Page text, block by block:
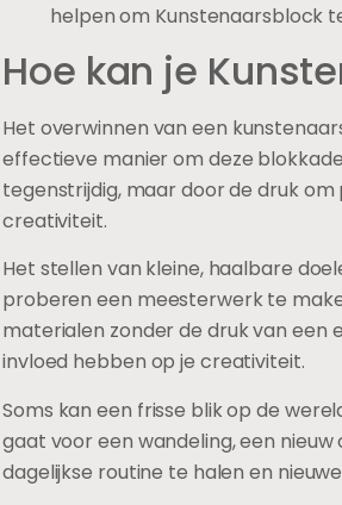
helpen om Kunstenaarsblock
Hoe kan je
Het overwinnen van een
effectieve manier om deze
tegenstrijdig, maar door de druk
creativiteit.
Het stellen van kleine, haalbare
proberen een meesterwerk te
materialen zonder de druk van een
invloed hebben op je creativiteit.
Soms kan een frisse blik op de
gaat voor een wandeling, een
dagelijkse routine te halen en